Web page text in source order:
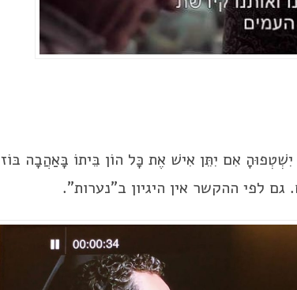
אִם יִתֵּן אִישׁ אֶת כָּל הוֹן בֵּיתוֹ בָּאַהֲבָה בּוֹז
גם לפי ההקשר אין היגיון ב"נערות".